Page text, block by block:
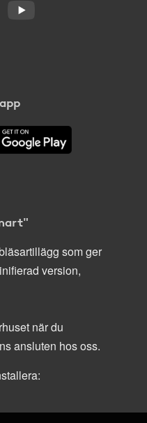
som ger
version,
när du
ansluten hos oss.